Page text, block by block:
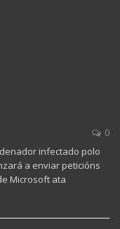
0
infectado polo
a enviar peticións
Microsoft ata